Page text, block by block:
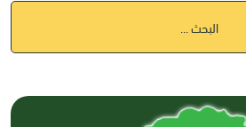
البحث ...